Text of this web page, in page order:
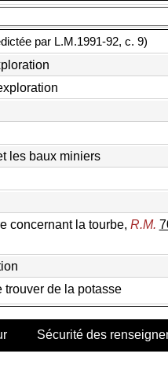
par L.M.1991-92, c. 9)
les baux miniers
concernant la tourbe, R.M.
trouver de la potasse
Sécurité des